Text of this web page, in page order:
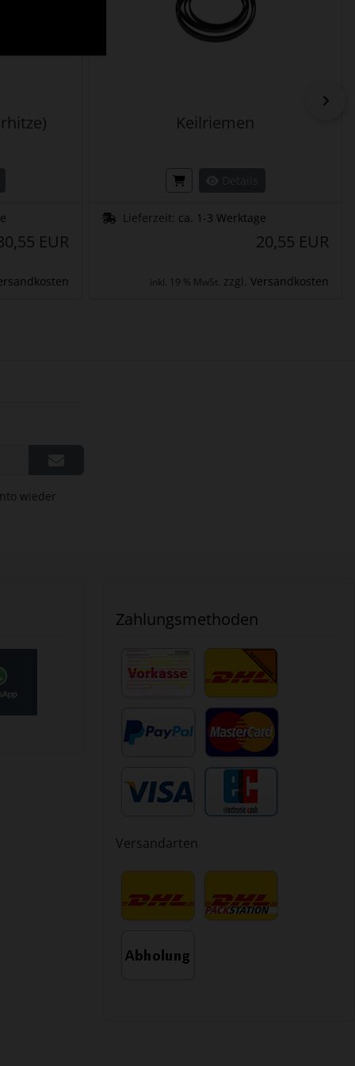
EUR
Keilriemen
Lieferzeit: ca. 1-3 Werktage
20,55 EUR
inkl. 19 % MwSt. zzgl. Versandkosten
wieder
Zahlungsmethoden
Versandarten